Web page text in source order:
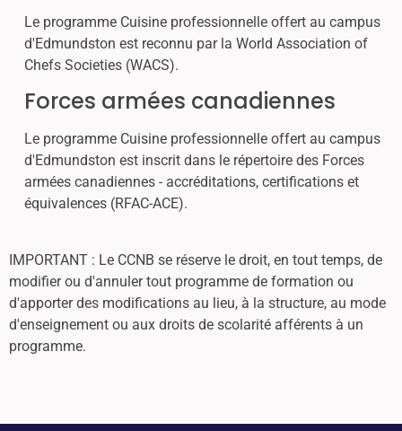
Le programme Cuisine professionnelle offert au campus
d'Edmundston est reconnu par la World Association of
Chefs Societies (WACS).
Forces armées canadiennes
Le programme Cuisine professionnelle offert au campus
d'Edmundston est inscrit dans le répertoire des Forces
armées canadiennes - accréditations, certifications et
équivalences (RFAC-ACE).
IMPORTANT : Le CCNB se réserve le droit, en tout temps, de
modifier ou d'annuler tout programme de formation ou
d'apporter des modifications au lieu, à la structure, au mode
d'enseignement ou aux droits de scolarité afférents à un
programme.